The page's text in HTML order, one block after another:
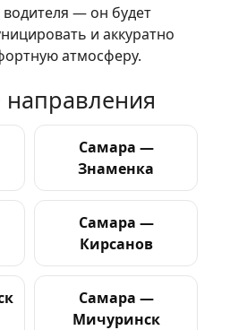
водителя — он будет
и аккуратно
атмосферу.
Самара —
Знаменка
Самара —
Кирсанов
Самара —
Мичуринск